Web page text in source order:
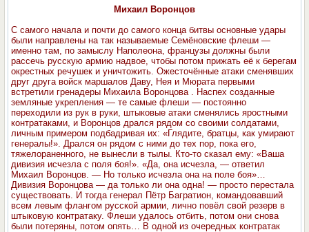
Михаил Воронцов
С самого начала и почти до самого конца битвы основные удары
были направлены на так называемые Семёновские флеши —
именно там, по замыслу Наполеона, французы должны были
рассечь русскую армию надвое, чтобы потом прижать её к берегам
окрестных речушек и уничтожить. Ожесточённые атаки сменявших
друг друга войск маршалов Даву, Нея и Мюрата первыми
встретили гренадеры Михаила Воронцова . Наспех созданные
земляные укрепления — те самые флеши — постоянно
переходили из рук в руки, штыковые атаки сменялись яростными
контратаками, и Воронцов дрался рядом со своими солдатами,
личным примером подбадривая их: «Глядите, братцы, как умирают
генералы!». Дрался он рядом с ними до тех пор, пока его,
тяжелораненного, не вынесли в тылы. Кто-то сказал ему: «Ваша
дивизия исчезла с поля боя!». «Да, она исчезла, — ответил
Михаил Воронцов. — Но только исчезла она на поле боя»…
Дивизия Воронцова — да только ли она одна! — просто перестала
существовать. И тогда генерал Пётр Багратион, командовавший
всем левым флангом русской армии, лично повёл свой резерв в
штыковую контратаку. Флеши удалось отбить, потом они снова
были потеряны, потом опять… В одной из очередных контратак